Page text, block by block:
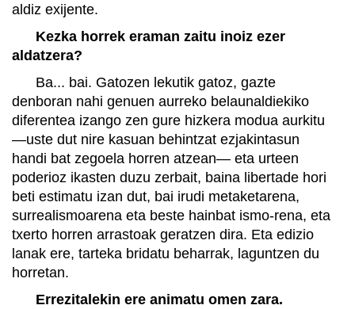
aldiz exijente.
Kezka horrek eraman zaitu inoiz ezer
aldatzera?
Ba... bai. Gatozen lekutik gatoz, gazte
denboran nahi genuen aurreko belaunaldiekiko
diferentea izango zen gure hizkera modua aurkitu
—uste dut nire kasuan behintzat ezjakintasun
handi bat zegoela horren atzean— eta urteen
poderioz ikasten duzu zerbait, baina libertade hori
beti estimatu izan dut, bai irudi metaketarena,
surrealismoarena eta beste hainbat ismo-rena, eta
txerto horren arrastoak geratzen dira. Eta edizio
lanak ere, tarteka bridatu beharrak, laguntzen du
horretan.
Errezitalekin ere animatu omen zara.